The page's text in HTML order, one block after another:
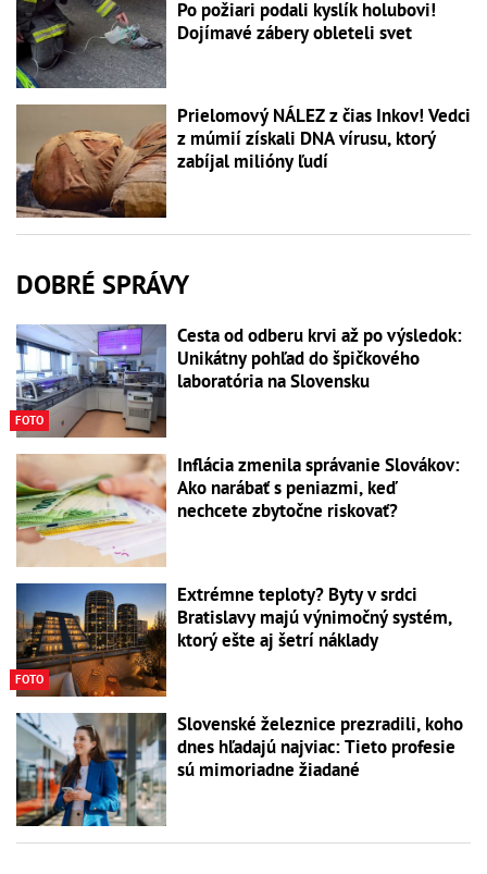
Po požiari podali kyslík holubovi!
Dojímavé zábery obleteli svet
Prielomový NÁLEZ z čias Inkov! Vedci
z múmií získali DNA vírusu, ktorý
zabíjal milióny ľudí
DOBRÉ SPRÁVY
FOTO
Cesta od odberu krvi až po výsledok:
Unikátny pohľad do špičkového
laboratória na Slovensku
Inflácia zmenila správanie Slovákov:
Ako narábať s peniazmi, keď
nechcete zbytočne riskovať?
FOTO
Extrémne teploty? Byty v srdci
Bratislavy majú výnimočný systém,
ktorý ešte aj šetrí náklady
Slovenské železnice prezradili, koho
dnes hľadajú najviac: Tieto profesie
sú mimoriadne žiadané